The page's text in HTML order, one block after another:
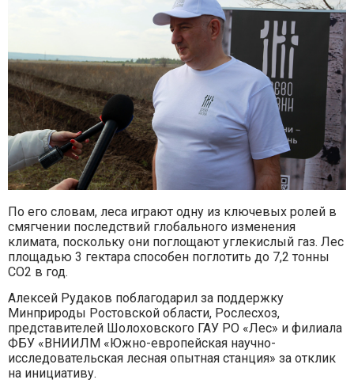
По его словам, леса играют одну из ключевых ролей в
смягчении последствий глобального изменения
климата, поскольку они поглощают углекислый газ. Лес
площадью 3 гектара способен поглотить до 7,2 тонны
CO2 в год.
Алексей Рудаков поблагодарил за поддержку
Минприроды Ростовской области, Рослесхоз,
представителей Шолоховского ГАУ РО «Лес» и филиала
ФБУ «ВНИИЛМ «Южно-европейская научно-
исследовательская лесная опытная станция» за отклик
на инициативу.